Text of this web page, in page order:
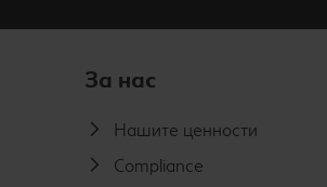
За нас
Нашите ценности
Compliance